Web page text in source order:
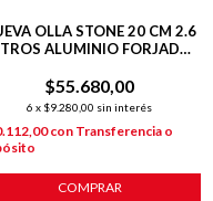
OLLA STONE 20 CM 2.6
ALUMINIO FORJADO
LITROS
$55.680,00
6 x $9.280,00 sin interés
con Transferencia o
COMPRAR